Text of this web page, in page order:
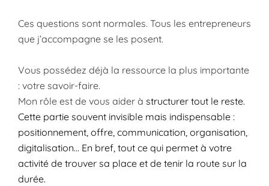
Ces questions sont normales. Tous les entrepreneurs
que j’accompagne se les posent.
Vous possédez déjà la ressource la plus importante
: votre savoir-faire.
Mon rôle est de vous aider à structurer tout le reste.
Cette partie souvent invisible mais indispensable :
positionnement, offre, communication, organisation,
digitalisation... En bref, tout ce qui permet à votre
activité de trouver sa place et de tenir la route sur la
durée.